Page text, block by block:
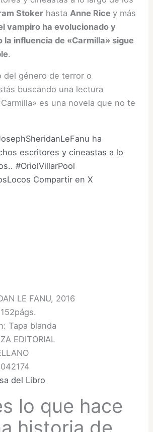
Stoker hasta Anne Ricey más
vampiro ha evolucionado y
la influencia de «Carmilla» sigue
.
del género de terror o
buscando una lectura
es una novela que no te
ha
escritores y cineastas a lo
#OriolVillarPool
Compartir en X
LE FANU, 2016
Tapa blanda
EDITORIAL
del Libro
lo que hace